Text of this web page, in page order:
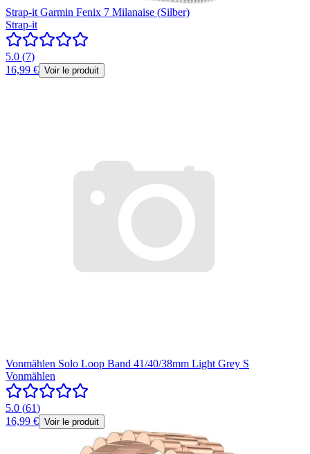
Strap-it Garmin Fenix 7 Milanaise (Silber)
Strap-it
5.0 (7)
16,99 € Voir le produit
Vonmählen Solo Loop Band 41/40/38mm Light Grey S
Vonmählen
5.0 (61)
16,99 € Voir le produit